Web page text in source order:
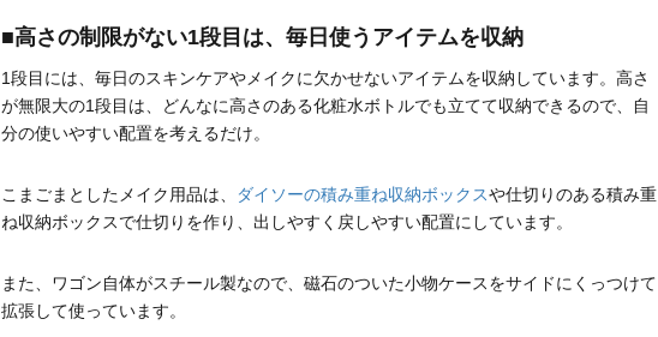
■高さの制限がない1段目は、毎日使うアイテムを収納
1段目には、毎日のスキンケアやメイクに欠かせないアイテムを収納しています。高さ
が無限大の1段目は、どんなに高さのある化粧水ボトルでも立てて収納できるので、自
分の使いやすい配置を考えるだけ。
こまごまとしたメイク用品は、 ダイソーの積み重ね収納ボックスや仕切りのある積み重
ね収納ボックスで仕切りを作り、出しやすく戻しやすい配置にしています。
また、ワゴン自体がスチール製なので、磁石のついた小物ケースをサイドにくっつけて
拡張して使っています。